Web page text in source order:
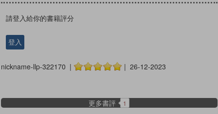
請登入給你的書籍評分
登入
nickname-llp-322170 | | 26-12-2023
更多書評 1